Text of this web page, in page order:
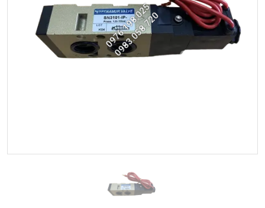
0976.198.025
0983.058.720